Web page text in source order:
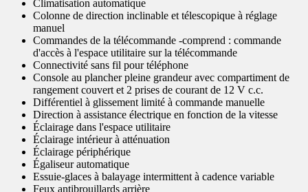
Climatisation automatique
Colonne de direction inclinable et télescopique à réglage
manuel
Commandes de la télécommande -comprend : commande
d'accès à l'espace utilitaire sur la télécommande
Connectivité sans fil pour téléphone
Console au plancher pleine grandeur avec compartiment de
rangement couvert et 2 prises de courant de 12 V c.c.
Différentiel à glissement limité à commande manuelle
Direction à assistance électrique en fonction de la vitesse
Éclairage dans l'espace utilitaire
Éclairage intérieur à atténuation
Éclairage périphérique
Égaliseur automatique
Essuie-glaces à balayage intermittent à cadence variable
Feux antibrouillards arrière